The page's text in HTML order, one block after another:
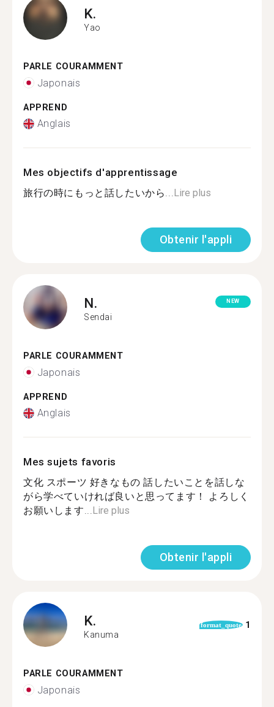
K.
Yao
PARLE COURAMMENT
Japonais
APPREND
Anglais
Mes objectifs d'apprentissage
旅行の時にもっと話したいから...Lire plus
Obtenir l'appli
N.
Sendai
NEW
PARLE COURAMMENT
Japonais
APPREND
Anglais
Mes sujets favoris
文化 スポーツ 好きなもの 話したいことを話しな
がら学べていければ良いと思ってます！ よろしく
お願いします...Lire plus
Obtenir l'appli
K.
Kanuma
format_quote 1
PARLE COURAMMENT
Japonais